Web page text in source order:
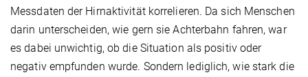
Messdaten der Hirnaktivität korrelieren. Da sich Menschen
darin unterscheiden, wie gern sie Achterbahn fahren, war
es dabei unwichtig, ob die Situation als positiv oder
negativ empfunden wurde. Sondern lediglich, wie stark die